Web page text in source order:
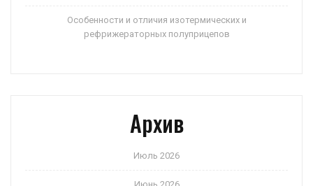
Особенности и отличия изотермических и
рефрижераторных полуприцепов
Архив
Июль 2026